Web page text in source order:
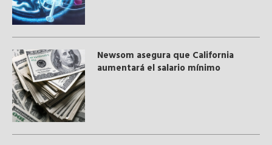
Newsom asegura que California
aumentará el salario mínimo